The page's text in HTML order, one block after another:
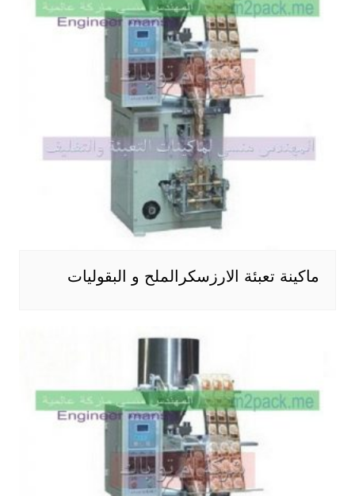
ماكينة تعبئة الارزسكرالملح و البقوليات